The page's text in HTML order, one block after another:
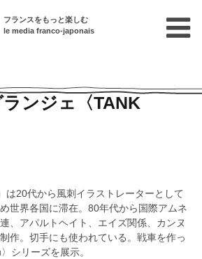
フランスをもっと楽しむ
le media franco-japonais
ンジェ〈TANK
20代から風刺イラストレーターとして
世界各国に滞在。80年代から国際アムネ
、アパルトヘイト、エイズ関係、カンヌ
作。切手にも使われている。戦車を作っ
シリーズを展示。